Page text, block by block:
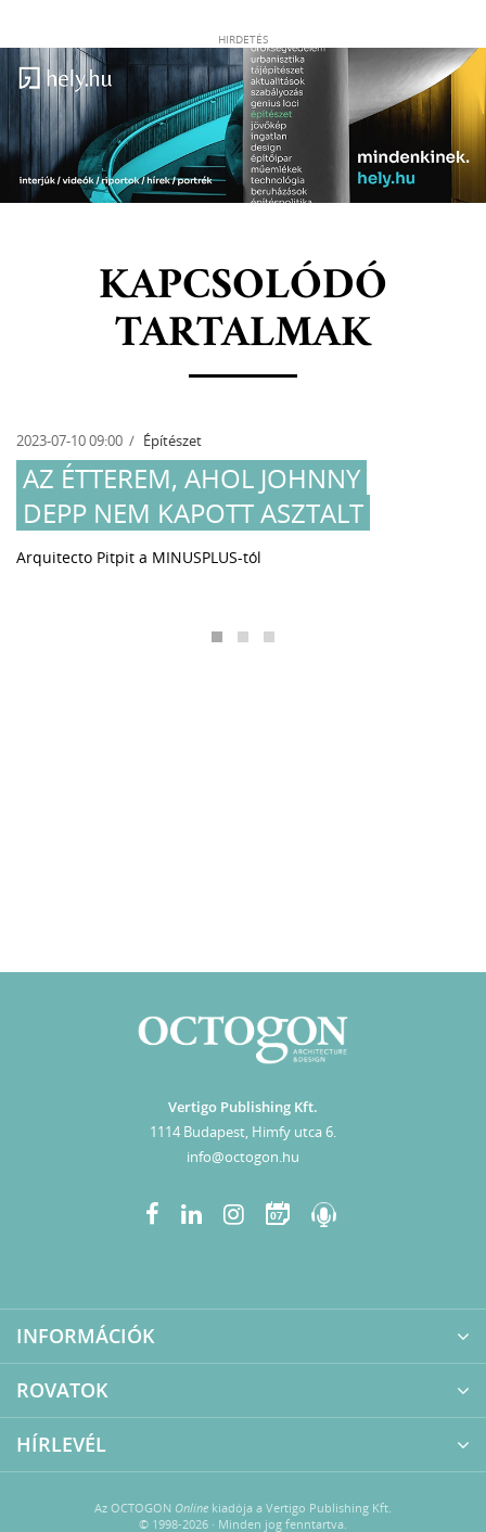
HIRDETÉS
KAPCSOLÓDÓ
TARTALMAK
2023-06-26 11:00 Építészet
OTTHONTEREMTÉS AZ ÉPÍTÉSZET
EREJÉVEL
Hajléktalan és lakhatási szegénységben élő embereket
Vertigo Publishing Kft.
1114 Budapest, Himfy utca 6.
info@octogon.hu
07
INFORMÁCIÓK
ROVATOK
HÍRLEVÉL
Az OCTOGON Online kiadója a Vertigo Publishing Kft.
© 1998-2026 · Minden jog fenntartva.